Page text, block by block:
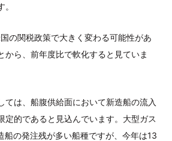
の関税政策で大きく変わる可能性があ
から、前年度比で軟化すると見ていま
ては、船腹供給面において新造船の流入
定的であると見込んでいます。大型ガス
船の発注残が多い船種ですが、今年は13